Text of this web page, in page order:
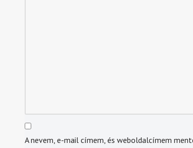
A nevem, e-mail címem, és weboldalcímem